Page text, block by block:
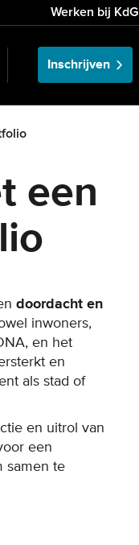
Werken bij KdG
Inschrijven
een
doordacht en
inwoners,
en het
en
als stad of
en uitrol van
een
samen te